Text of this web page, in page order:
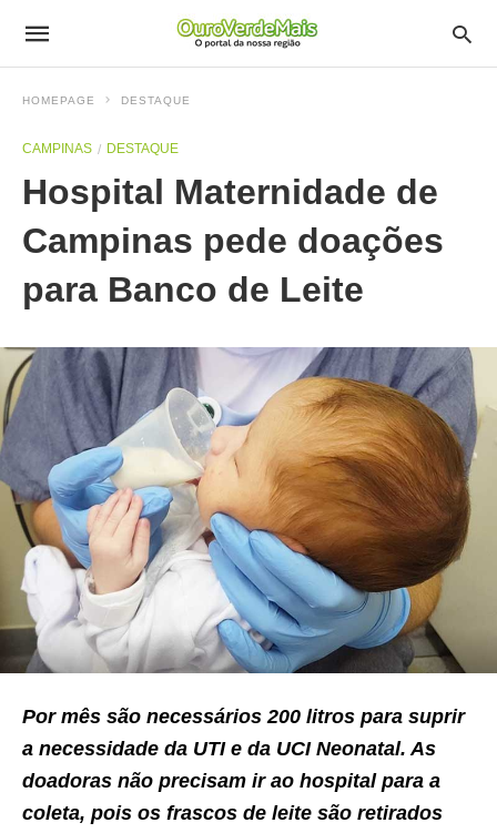
HOMEPAGE DESTAQUE
CAMPINAS DESTAQUE
Hospital Maternidade de
Campinas pede doações
para Banco de Leite
Por mês são necessários 200 litros para suprir
a necessidade da UTI e da UCI Neonatal. As
doadoras não precisam ir ao hospital para a
coleta, pois os frascos de leite são retirados